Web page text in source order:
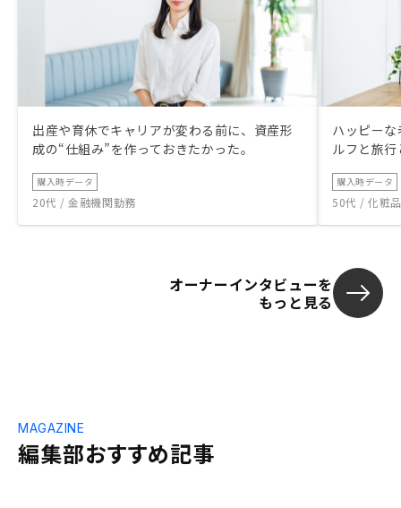
出産や育休でキャリアが変わる前に、資産形
成の“仕組み”を作っておきたかった。
購入時データ
20代 / 金融機関勤務
ハッピー
ルフと旅
購入時データ
50代 / 化粧
オーナーインタビューを
もっと見る
編集部おすすめ記事
MAGAZINE